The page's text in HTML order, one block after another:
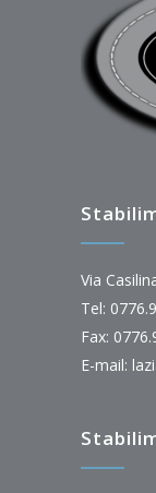
Via
Tel:
Fax:
E-mail: